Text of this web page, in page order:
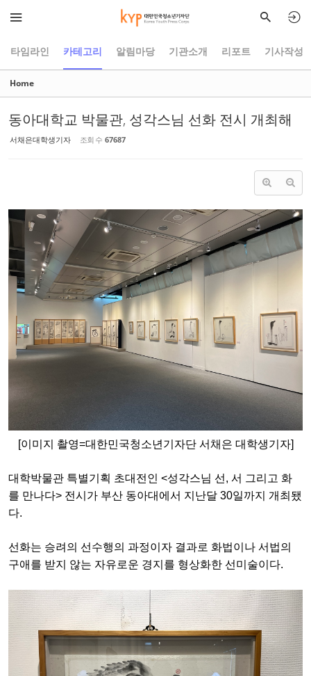
타임라인 카테고리 알림마당 기관소개 리포트 기사작성
Home
동아대학교 박물관, 성각스님 선화 전시 개최해
서채은대학생기자 조회 수 67687
[이미지 촬영=대한민국청소년기자단 서채은 대학생기자]
대학박물관 특별기획 초대전인 <성각스님 선, 서 그리고 화
를 만나다> 전시가 부산 동아대에서 지난달 30일까지 개최됐
다.
선화는 승려의 선수행의 과정이자 결과로 화법이나 서법의
구애를 받지 않는 자유로운 경지를 형상화한 선미술이다.
Sketchbook5, 스케치북5